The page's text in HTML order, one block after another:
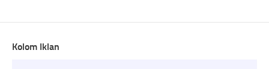
Kolom Iklan